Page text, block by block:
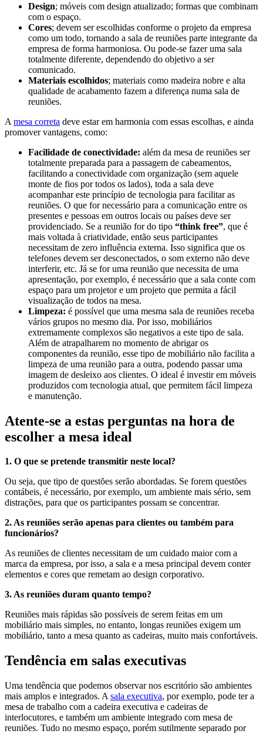
Design; móveis com design atualizado; formas que combinam
com o espaço.
Cores; devem ser escolhidas conforme o projeto da empresa
como um todo, tornando a sala de reuniões parte integrante da
empresa de forma harmoniosa. Ou pode-se fazer uma sala
totalmente diferente, dependendo do objetivo a ser
comunicado.
Materiais escolhidos; materiais como madeira nobre e alta
qualidade de acabamento fazem a diferença numa sala de
reuniões.
A mesa correta deve estar em harmonia com essas escolhas, e ainda
promover vantagens, como:
Facilidade de conectividade: além da mesa de reuniões ser
totalmente preparada para a passagem de cabeamentos,
facilitando a conectividade com organização (sem aquele
monte de fios por todos os lados), toda a sala deve
acompanhar este princípio de tecnologia para facilitar as
reuniões. O que for necessário para a comunicação entre os
presentes e pessoas em outros locais ou países deve ser
providenciado. Se a reunião for do tipo “think free”, que é
mais voltada à criatividade, então seus participantes
necessitam de zero influência externa. Isso significa que os
telefones devem ser desconectados, o som externo não deve
interferir, etc. Já se for uma reunião que necessita de uma
apresentação, por exemplo, é necessário que a sala conte com
espaço para um projetor e um projeto que permita a fácil
visualização de todos na mesa.
Limpeza: é possível que uma mesma sala de reuniões receba
vários grupos no mesmo dia. Por isso, mobiliários
extremamente complexos são negativos a este tipo de sala.
Além de atrapalharem no momento de abrigar os
componentes da reunião, esse tipo de mobiliário não facilita a
limpeza de uma reunião para a outra, podendo passar uma
imagem de desleixo aos clientes. O ideal é investir em móveis
produzidos com tecnologia atual, que permitem fácil limpeza
e manutenção.
Atente-se a estas perguntas na hora de
escolher a mesa ideal
1. O que se pretende transmitir neste local?
Ou seja, que tipo de questões serão abordadas. Se forem questões
contábeis, é necessário, por exemplo, um ambiente mais sério, sem
distrações, para que os participantes possam se concentrar.
2. As reuniões serão apenas para clientes ou também para
funcionários?
As reuniões de clientes necessitam de um cuidado maior com a
marca da empresa, por isso, a sala e a mesa principal devem conter
elementos e cores que remetam ao design corporativo.
3. As reuniões duram quanto tempo?
Reuniões mais rápidas são possíveis de serem feitas em um
mobiliário mais simples, no entanto, longas reuniões exigem um
mobiliário, tanto a mesa quanto as cadeiras, muito mais confortáveis.
Tendência em salas executivas
Uma tendência que podemos observar nos escritório são ambientes
mais amplos e integrados. A sala executiva, por exemplo, pode ter a
mesa de trabalho com a cadeira executiva e cadeiras de
interlocutores, e também um ambiente integrado com mesa de
reuniões. Tudo no mesmo espaço, porém sutilmente separado por